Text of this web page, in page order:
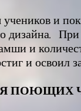
и
дизайна.
и
и освоил
ЧАШ